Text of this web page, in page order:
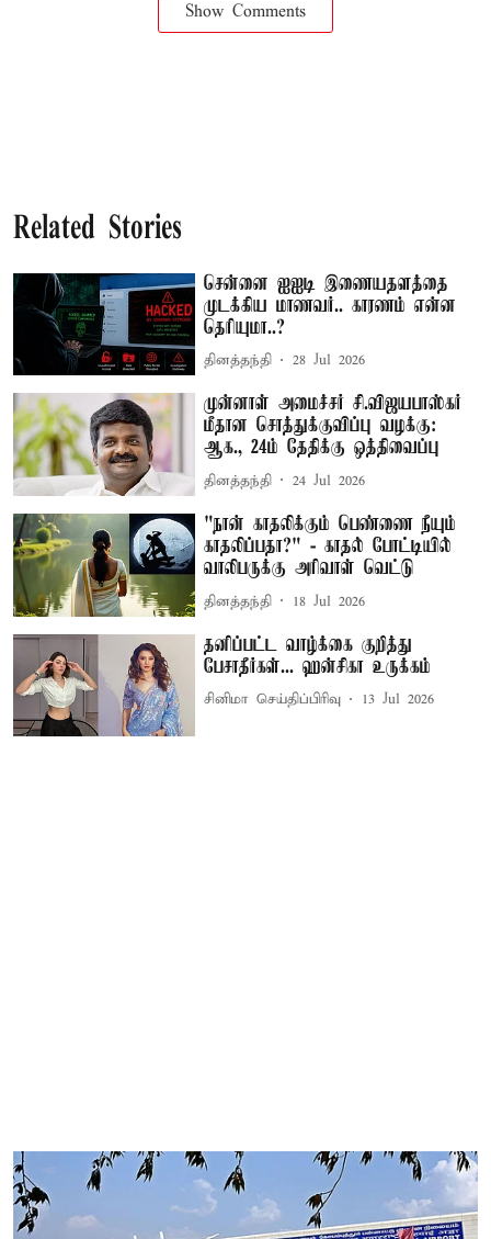
Show Comments
Related Stories
சென்னை ஐஐடி இணையதளத்தை
முடக்கிய மாணவர்.. காரணம் என்ன
தெரியுமா..?
தினத்தந்தி 28 Jul 2026
முன்னாள் அமைச்சர் சி.விஜயபாஸ்கர்
மீதான சொத்துக்குவிப்பு வழக்கு:
ஆக., 24ம் தேதிக்கு ஒத்திவைப்பு
தினத்தந்தி 24 Jul 2026
"நான் காதலிக்கும் பெண்ணை நீயும்
காதலிப்பதா?" - காதல் போட்டியில்
வாலிபருக்கு அரிவாள் வெட்டு
தினத்தந்தி 18 Jul 2026
தனிப்பட்ட வாழ்க்கை குறித்து
பேசாதீர்கள்... ஹன்சிகா உருக்கம்
சினிமா செய்திப்பிரிவு 13 Jul 2026